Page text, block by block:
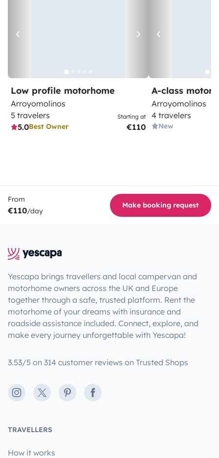
Low profile motorhome
Arroyomolinos
5 travelers
5.0Best Owner
Starting at
€110
A-class
Arroyomolinos
4 travelers
New
From
€110/day
Make booking request
Yescapa brings travellers and local campervan and
motorhome owners across the UK and Europe
together through a safe, trusted platform. Rent the
motorhome of your dreams with insurance and
roadside assistance included. Connect, explore, and
make every journey unforgettable with Yescapa!
3.53/5 on 314 customer reviews on Trusted Shops
Instagram
X PinterestFacebook
TRAVELLERS
How it works